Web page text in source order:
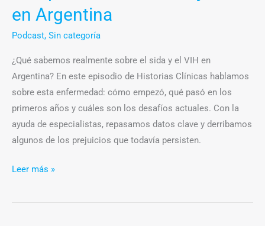
en Argentina
Podcast, Sin categoría
¿Qué sabemos realmente sobre el sida y el VIH en
Argentina? En este episodio de Historias Clínicas hablamos
sobre esta enfermedad: cómo empezó, qué pasó en los
primeros años y cuáles son los desafíos actuales. Con la
ayuda de especialistas, repasamos datos clave y derribamos
algunos de los prejuicios que todavía persisten.
silencio:
VIH
sida
en
Argentina
Leer más »